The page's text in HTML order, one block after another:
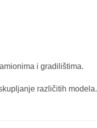
i gradilištima.
različitih modela.